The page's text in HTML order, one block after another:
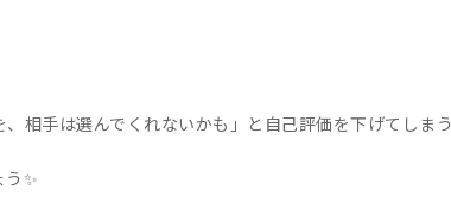
相手は選んでくれないかも」と自己評価を下げてしまう
✨